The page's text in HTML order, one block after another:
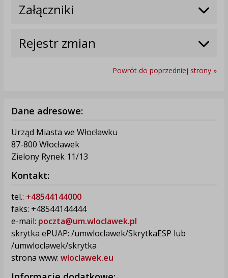
Załączniki
Rejestr zmian
Powrót do poprzedniej strony »
Dane adresowe:
Urząd Miasta we Włocławku
87-800 Włocławek
Zielony Rynek 11/13
Kontakt:
tel.: +48544144000
faks: +48544144444
e-mail: poczta@um.wloclawek.pl
skrytka ePUAP: /umwloclawek/SkrytkaESP lub
/umwloclawek/skrytka
strona www: wloclawek.eu